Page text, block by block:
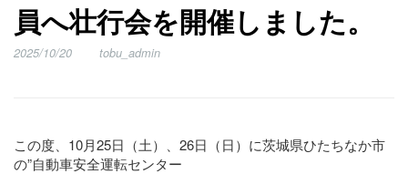
員へ壮行会を開催しました。
2025/10/20 tobu_admin
この度、10月25日（土）、26日（日）に茨城県ひたちなか市
の”自動車安全運転センター